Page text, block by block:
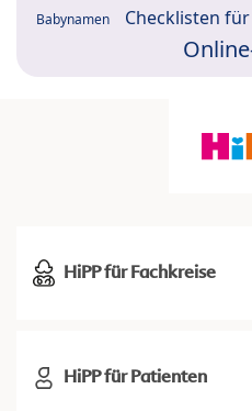
Babynamen Checklisten
HiPP für Fachkreise
HiPP für Patienten